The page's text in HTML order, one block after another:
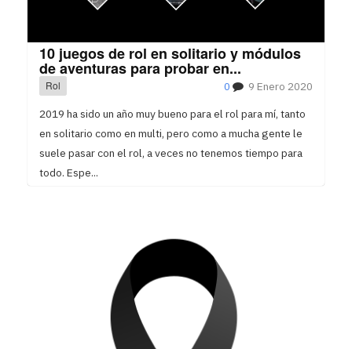
10 juegos de rol en solitario y módulos
de aventuras para probar en...
Rol 9 Enero 2020
0
2019 ha sido un año muy bueno para el rol para mí, tanto
en solitario como en multi, pero como a mucha gente le
suele pasar con el rol, a veces no tenemos tiempo para
todo. Espe...